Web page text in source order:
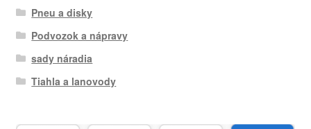
Pneu a disky
Podvozok a nápravy
sady náradia
Tiahla a lanovody